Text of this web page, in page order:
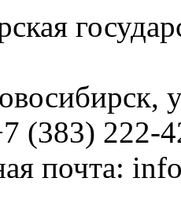
,
(383) 222-
почта: